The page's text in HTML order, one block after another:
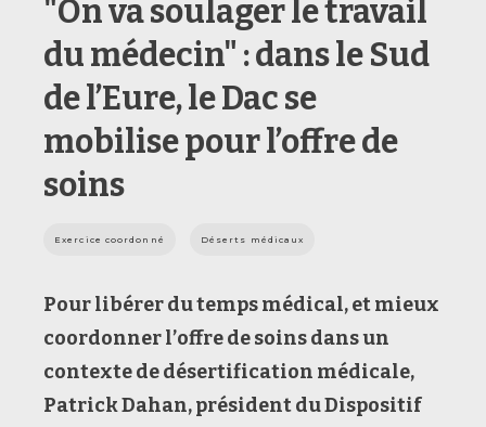
"On va soulager le travail
du médecin" : dans le Sud
de l’Eure, le Dac se
mobilise pour l’offre de
soins
Exercice coordonné Déserts médicaux
Pour libérer du temps médical, et mieux
coordonner l’offre de soins dans un
contexte de désertification médicale,
Patrick Dahan, président duDispositif